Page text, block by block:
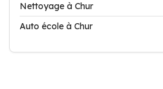
Nettoyage à Chur
Auto école à Chur